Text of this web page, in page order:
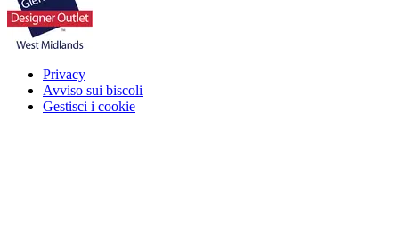
Privacy
Avviso sui biscoli
Gestisci i cookie